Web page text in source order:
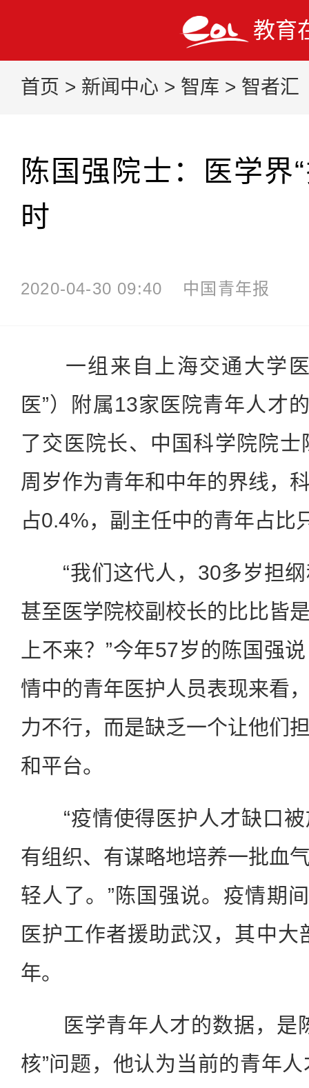
教育
首页 > 新闻中心 > 智库 > 智者汇
陈国强院士：医学界
时
2020-04-30 09:40 中国青年报
一组来自上海交通大学医
医”）附属13家医院青年人才
了交医院长、中国科学院院
周岁作为青年和中年的界线，
占0.4%，副主任中的青年占比
“我们这代人，30多岁担纲
甚至医学院校副校长的比比皆
上不来？”今年57岁的陈国强
情中的青年医护人员表现来看
力不行，而是缺乏一个让他们
和平台。
“疫情使得医护人才缺口被
有组织、有谋略地培养一批血
轻人了。”陈国强说。疫情期
医护工作者援助武汉，其中
年。
医学青年人才的数据，是
核”问题，他认为当前的青年